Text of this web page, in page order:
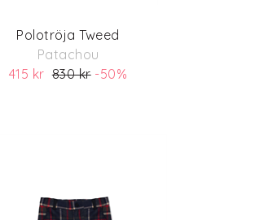
Polotröja Tweed
Patachou
415 kr830 kr-50%